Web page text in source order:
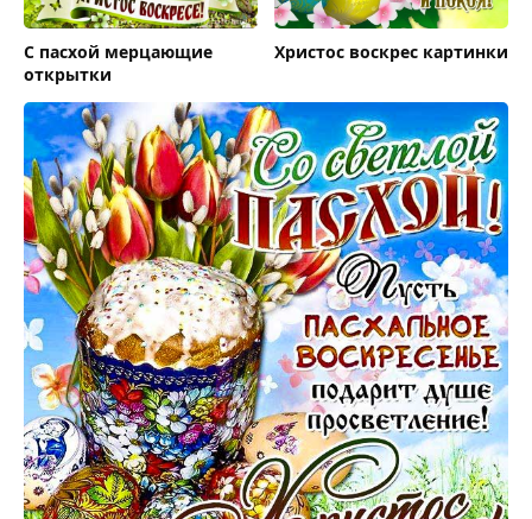
С пасхой мерцающие
открытки
Христос воскрес картинки